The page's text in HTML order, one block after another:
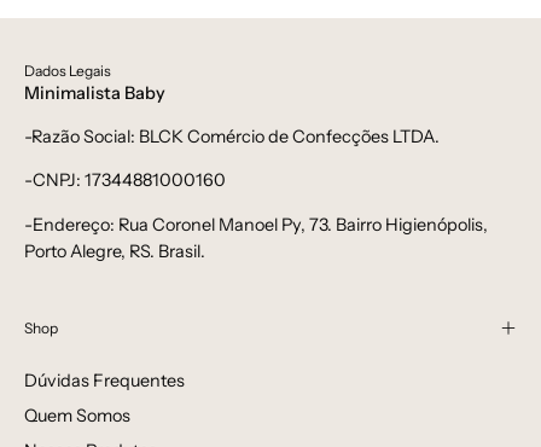
Dados Legais
Minimalista Baby
-Razão Social: BLCK Comércio de Confecções LTDA.
-CNPJ: 17344881000160
-Endereço: Rua Coronel Manoel Py, 73. Bairro Higienópolis,
Porto Alegre, RS. Brasil.
Shop
Dúvidas Frequentes
Quem Somos